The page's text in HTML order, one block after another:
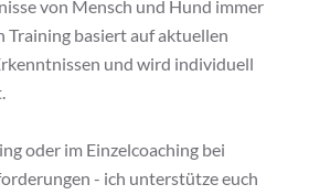
von Mensch und Hund immer
basiert auf aktuellen
und wird individuell
oder im Einzelcoaching bei
- ich unterstütze euch